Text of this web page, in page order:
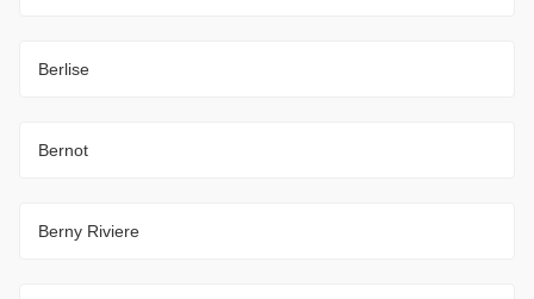
Berlise
Bernot
Berny Riviere